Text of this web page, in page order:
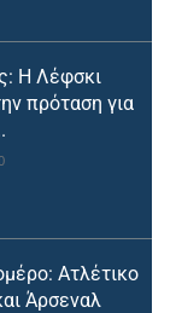
Η Λέφσκι
πρόταση για
Ατλέτικο
Άρσεναλ